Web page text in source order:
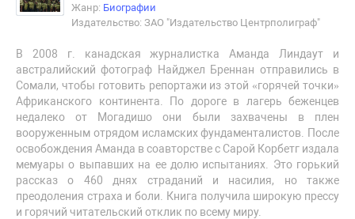
Жанр: Биографии
Издательство: ЗАО "Издательство Центрполиграф"
В 2008 г. канадская журналистка Аманда Линдаут и
австралийский фотограф Найджел Бреннан отправились в
Сомали, чтобы готовить репортажи из этой «горячей точки»
Африканского континента. По дороге в лагерь беженцев
недалеко от Могадишо они были захвачены в плен
вооруженным отрядом исламских фундаменталистов. После
освобождения Аманда в соавторстве с Сарой Корбетг издала
мемуары о выпавших на ее долю испытаниях. Это горький
рассказ о 460 днях страданий и насилия, но также
преодоления страха и боли. Книга получила широкую прессу
и горячий читательский отклик по всему миру.